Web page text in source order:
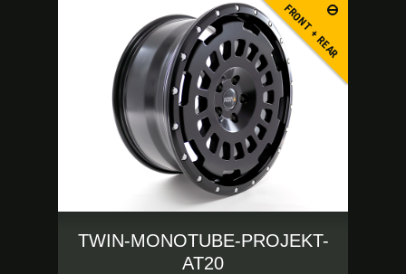
FRONT + REAR
TWIN-MONOTUBE-PROJEKT-
AT20